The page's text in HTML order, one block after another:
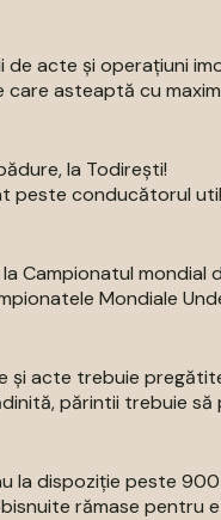
de acte și operațiuni
asteaptă cu
la Todirești!
conducătorul
Campionatul mondial
Mondiale
și acte trebuie
părintii trebuie să
la dispoziție peste
rămase pentru